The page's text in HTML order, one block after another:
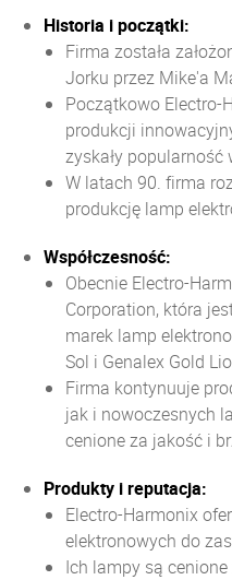
Historia i początki:
Firma została
Jorku przez Mike'a
Początkowo Electro-
produkcji
zyskały popularność
W latach 90. firma
produkcję lamp
Współczesność:
Obecnie Electro-
Corporation, która
marek lamp
Sol i Genalex Gold
Firma kontynuuje
jak i nowoczesnych
cenione za jakość i
Produkty i reputacja:
Electro-Harmonix
elektronowych do
Ich lampy są